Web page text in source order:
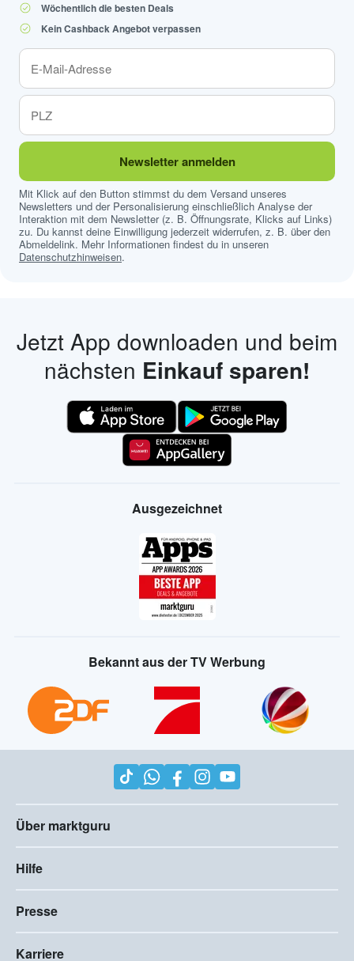
Wöchentlich die besten Deals
Kein Cashback Angebot verpassen
Newsletter anmelden
Mit Klick auf den Button stimmst du dem Versand unseres
Newsletters und der Personalisierung einschließlich Analyse der
Interaktion mit dem Newsletter (z. B. Öffnungsrate, Klicks auf Links)
zu. Du kannst deine Einwilligung jederzeit widerrufen, z. B. über den
Abmeldelink. Mehr Informationen findest du in unseren
Datenschutzhinweisen.
Jetzt App downloaden und beim
nächsten Einkauf sparen!
Ausgezeichnet
Bekannt aus der TV Werbung
Über marktguru
Hilfe
Presse
Karriere